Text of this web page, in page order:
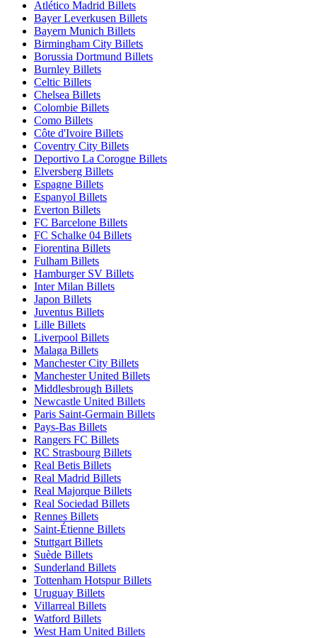
Atlético Madrid Billets
Bayer Leverkusen Billets
Bayern Munich Billets
Birmingham City Billets
Borussia Dortmund Billets
Burnley Billets
Celtic Billets
Chelsea Billets
Colombie Billets
Como Billets
Côte d'Ivoire Billets
Coventry City Billets
Deportivo La Corogne Billets
Elversberg Billets
Espagne Billets
Espanyol Billets
Everton Billets
FC Barcelone Billets
FC Schalke 04 Billets
Fiorentina Billets
Fulham Billets
Hamburger SV Billets
Inter Milan Billets
Japon Billets
Juventus Billets
Lille Billets
Liverpool Billets
Malaga Billets
Manchester City Billets
Manchester United Billets
Middlesbrough Billets
Newcastle United Billets
Paris Saint-Germain Billets
Pays-Bas Billets
Rangers FC Billets
RC Strasbourg Billets
Real Betis Billets
Real Madrid Billets
Real Majorque Billets
Real Sociedad Billets
Rennes Billets
Saint-Étienne Billets
Stuttgart Billets
Suède Billets
Sunderland Billets
Tottenham Hotspur Billets
Uruguay Billets
Villarreal Billets
Watford Billets
West Ham United Billets